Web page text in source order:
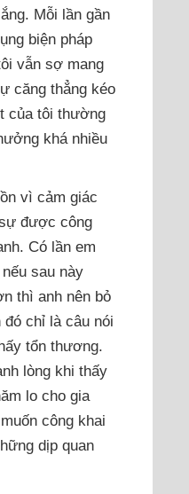
Mỗi lần gần
biện pháp
vẫn sợ mang
căng thẳng kéo
của tôi thường
khá nhiều
vì cảm giác
được công
Có lần em
sau này
thì anh nên bỏ
chỉ là câu nói
tổn thương.
lòng khi thấy
lo cho gia
công khai
dịp quan